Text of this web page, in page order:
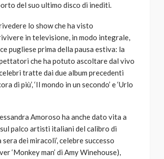
del suo ultimo disco di inediti.
lo show che ha visto
in televisione, in modo integrale,
pugliese prima della pausa estiva: la
che ha potuto ascoltare dal vivo
tratte dai due album precedenti
di più’, ‘Il mondo in un secondo’ e ‘Urlo
Amoroso ha anche dato vita a
palco artisti italiani del calibro di
dei miracoli’, celebre successo
‘Monkey man’ di Amy Winehouse),
god 9 mesi ago